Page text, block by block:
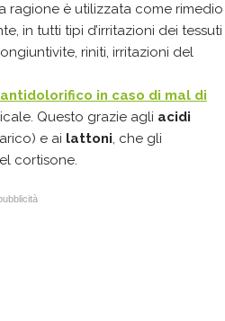
ragione è utilizzata come rimedio
in tutti tipi d’irritazioni dei tessuti
riniti, irritazioni del
antidolorifico in caso di mal di
Questo grazie agli acidi
e ai lattoni, che gli
cortisone.